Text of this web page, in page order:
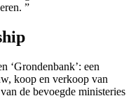
”
‘Grondenbank’: een
koop en verkoop van
de bevoegde ministeries